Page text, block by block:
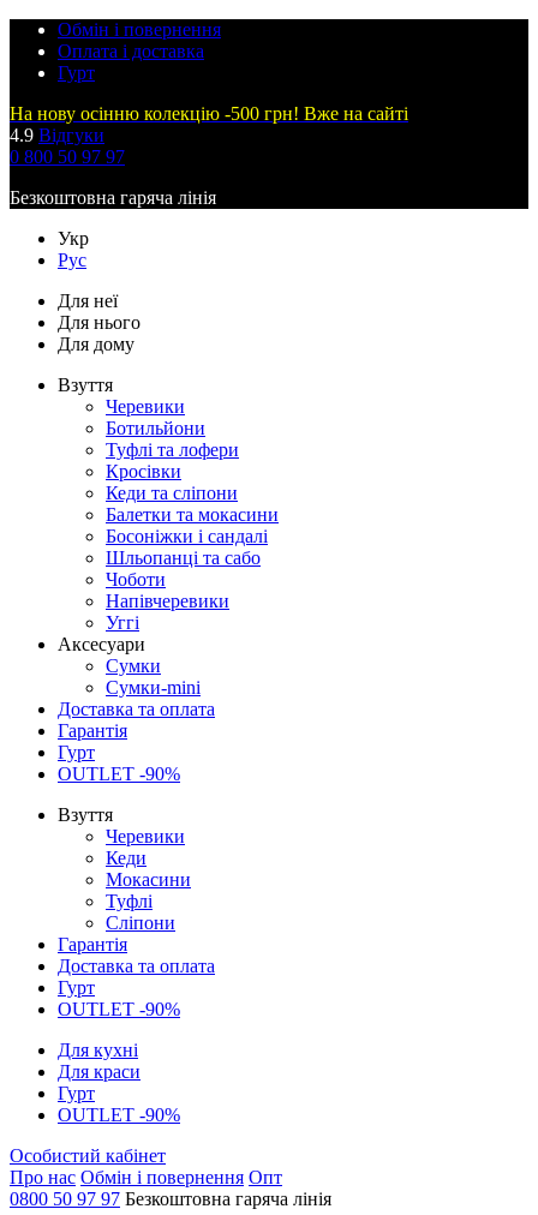
Обмін і повернення
Оплата і доставка
Гурт
На нову осінню колекцію -500 грн! Вже на сайті
4.9 Відгуки
0 800 50 97 97
Безкоштовна гаряча лінія
Укр
Рус
Для неї
Для нього
Для дому
Взуття
Черевики
Ботильйони
Туфлі та лофери
Кросівки
Кеди та сліпони
Балетки та мокасини
Босоніжки і сандалі
Шльопанці та сабо
Чоботи
Напівчеревики
Уггі
Аксесуари
Сумки
Сумки-mini
Доставка та оплата
Гарантія
Гурт
OUTLET -90%
Взуття
Черевики
Кеди
Мокасини
Туфлі
Сліпони
Гарантія
Доставка та оплата
Гурт
OUTLET -90%
Для кухні
Для краси
Гурт
OUTLET -90%
Особистий кабінет
Про нас Обмін і повернення Опт
0800 50 97 97 Безкоштовна гаряча лінія